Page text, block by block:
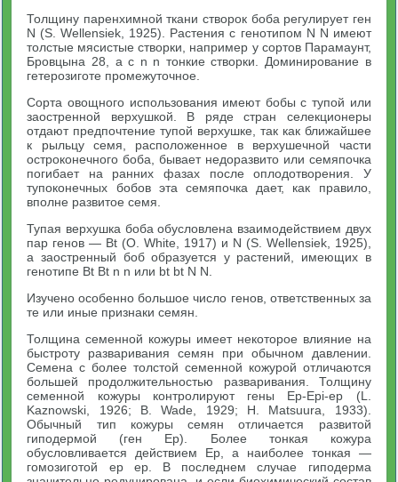
Толщину паренхимной ткани створок боба регулирует ген
N (S. Wellensiek, 1925). Растения с генотипом N N имеют
толстые мясистые створки, например у сортов Парамаунт,
Бровцына 28, а с n n тонкие створки. Доминирование в
гетерозиготе промежуточное.
Сорта овощного использования имеют бобы с тупой или
заостренной верхушкой. В ряде стран селекционеры
отдают предпочтение тупой верхушке, так как ближайшее
к рыльцу семя, расположенное в верхушечной части
остроконечного боба, бывает недоразвито или семяпочка
погибает на ранних фазах после оплодотворения. У
тупоконечных бобов эта семяпочка дает, как правило,
вполне развитое семя.
Тупая верхушка боба обусловлена взаимодействием двух
пар генов — Bt (О. White, 1917) и N (S. Wellensiek, 1925),
а заостренный боб образуется у растений, имеющих в
генотипе Bt Bt n n или bt bt N N.
Изучено особенно большое число генов, ответственных за
те или иные признаки семян.
Толщина семенной кожуры имеет некоторое влияние на
быстроту разваривания семян при обычном давлении.
Семена с более толстой семенной кожурой отличаются
большей продолжительностью разваривания. Толщину
семенной кожуры контролируют гены Ep-Epi-ep (L.
Kaznowski, 1926; В. Wade, 1929; Н. Matsuura, 1933).
Обычный тип кожуры семян отличается развитой
гиподермой (ген Ер). Более тонкая кожура
обусловливается действием Ep, а наиболее тонкая —
гомозиготой ер ер. В последнем случае гиподерма